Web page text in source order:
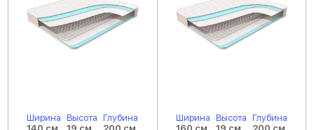
Ширина
Высота
Глубина
Ширина Высота Глубина